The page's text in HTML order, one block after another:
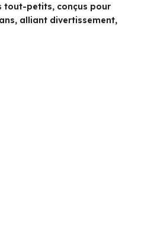
tout-petits, conçus pour
alliant divertissement,